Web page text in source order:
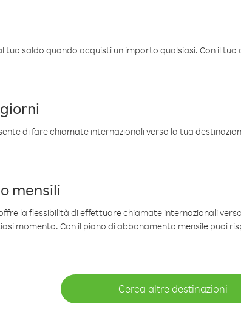
tuo saldo quando acquisti un importo qualsiasi. Con il
di fare chiamate internazionali verso la tua
mensili
la flessibilità di effettuare chiamate internazionali
momento. Con il piano di abbonamento mensile puoi
Cerca altre destinazioni